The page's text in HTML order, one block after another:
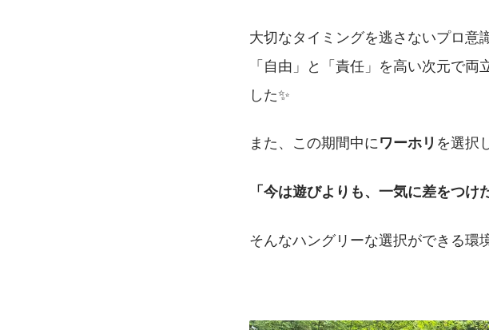
大切なタイミングを逃さないプロ意
「自由」と「責任」を高い次元で
した✨
また、この期間中にワーホリ を選択
「今は遊びよりも、一気に差をつけ
そんなハングリーな選択ができる環